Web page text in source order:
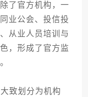
了官方机构，一
业公会、投信投
从业人员培训与
，形成了官方监
致划分为机构